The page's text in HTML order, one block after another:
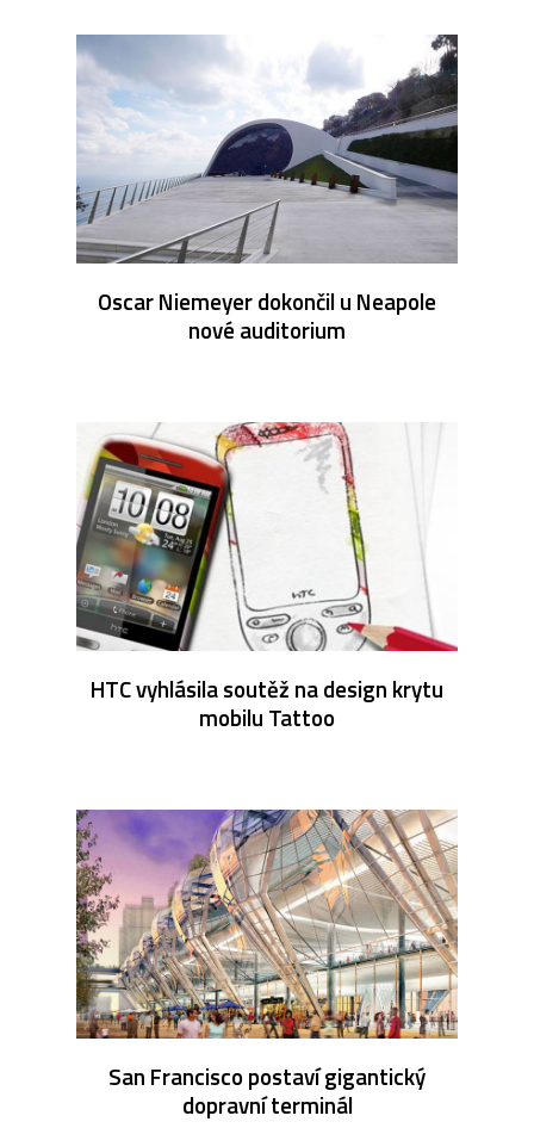
Oscar Niemeyer dokončil u Neapole
nové auditorium
HTC vyhlásila soutěž na design krytu
mobilu Tattoo
San Francisco postaví gigantický
dopravní terminál